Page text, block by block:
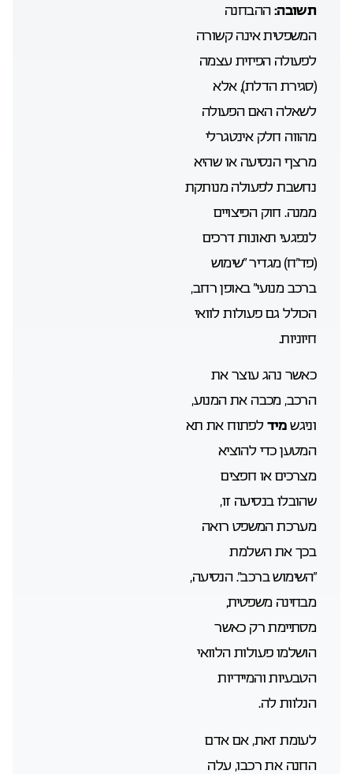
תשובה:ההבחנה
המשפטית אינה קשורה
לפעולה הפיזית עצמה
(סגירת הדלת), אלא
לשאלה האם הפעולה
מהווה חלק אינטגרלי
מרצף הנסיעה או שהיא
נחשבת לפעולה מנותקת
ממנה. חוק הפיצויים
לנפגעי תאונות דרכים
(פד”ח) מגדיר “שימוש
ברכב מנועי” באופן רחב,
הכולל גם פעולות לוואי
חיוניות.
כאשר נהג עוצר את
הרכב, מכבה את המנוע,
וניגשמידלפתוח את תא
המטען כדי להוציא
מצרכים או חפצים
שהובלו בנסיעה זו,
מערכת המשפט רואה
בכך את השלמת
“השימוש ברכב”. הנסיעה,
מבחינה משפטית,
מסתיימת רק כאשר
הושלמו פעולות הלוואי
הטבעיות והמיידיות
הנלוות לה.
לעומת זאת, אם אדם
החנה את רכבו, עלה